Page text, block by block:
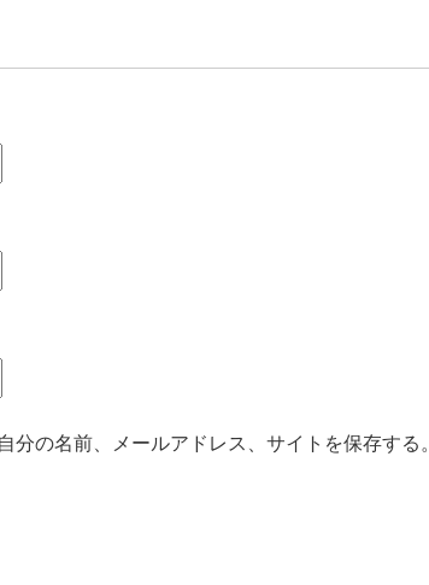
の名前、メールアドレス、サイトを保存する。